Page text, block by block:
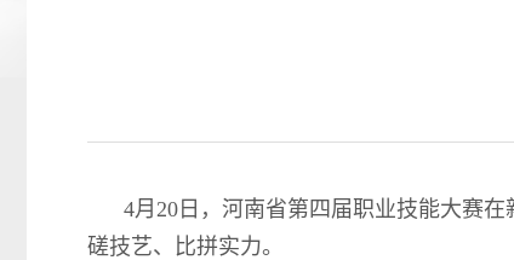
4月20日，河南省第四届职业技能大赛
磋技艺、比拼实力。